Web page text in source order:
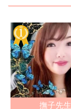
撫子先生